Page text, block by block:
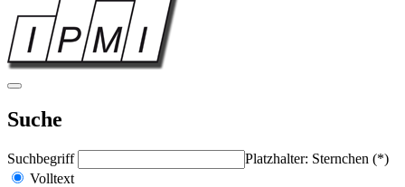
Suche
Suchbegriff
Platzhalter: Sternchen (*)
Volltext